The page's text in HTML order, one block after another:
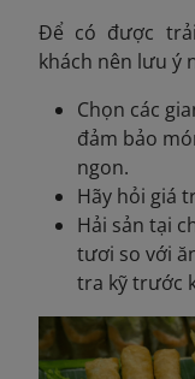
Để có được
khách nên lưu ý
Chọn các
đảm bảo
ngon.
Hãy hỏi giá
Hải sản tại
tươi so với
tra kỹ trước